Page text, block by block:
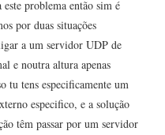
problema então sim é
por duas situações
a um servidor UDP de
e noutra altura apenas
tu tens especificamente um
especifico, e a solução
têm passar por um servidor